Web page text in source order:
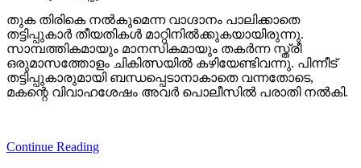
തുക തിരികെ നല്‍കുമെന്ന വാഗ്ദാനം പാലിക്കാതെ
തട്ടിപ്പുകാര്‍ തീയതികള്‍ മാറ്റിനില്‍ക്കുകയായിരുന്നു.
സാമ്പത്തികമായും മാനസികമായും തകര്‍ന്ന സ്ത്രീ
ഒരുമാസത്തോളം ചികിത്സയില്‍ കഴിയേണ്ടിവന്നു. പിന്നീട്
തട്ടിപ്പുകാരുമായി ബന്ധപ്പെടാനാകാതെ വന്നതോടെ,
മകന്റെ വിവാഹശേഷം അവര്‍ പൊലീസില്‍ പരാതി നല്‍കി.
Continue Reading